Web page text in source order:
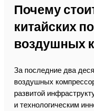
Почему
китайских
воздушных
За последние два
воздушных
развитой
и технологическим